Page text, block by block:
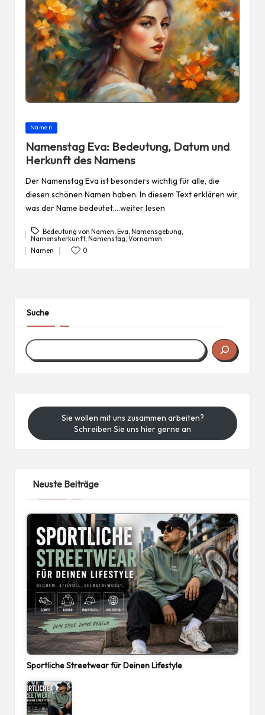
Posted
Namen
Namenstag Eva: Bedeutung, Datum und
Herkunft des Namens
Der Namenstag Eva ist besonders wichtig für alle, die
diesen schönen Namen haben. In diesem Text erklären wir,
was der Name bedeutet,…weiter lesen
Tags:
Bedeutung von Namen ,Eva ,Namensgebung
Namensherkunft, Namenstag,Vornamen
Posted
Namen 0
Suche
Sie wollen mit uns zusammen arbeiten?
Schreiben Sie uns hier gerne an
Neuste Beiträge
Sportliche Streetwear für Deinen Lifestyle